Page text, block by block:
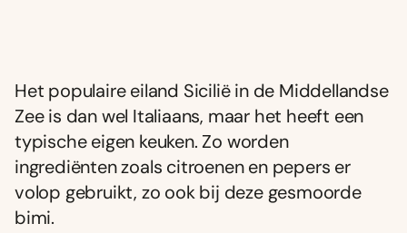
Het populaire eiland Sicilië in de Middellandse
Zee is dan wel Italiaans, maar het heeft een
typische eigen keuken. Zo worden
ingrediënten zoals citroenen en pepers er
volop gebruikt, zo ook bij deze gesmoorde
bimi.